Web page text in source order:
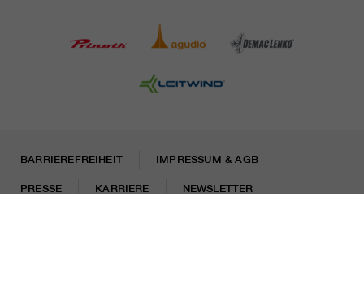
BARRIEREFREIHEIT IMPRESSUM & AGB
PRESSE KARRIERE NEWSLETTER